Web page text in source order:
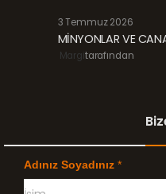
3 Temmuz 2026
MİNYONLAR VE
Margitarafından
Adınız Soyadınız *